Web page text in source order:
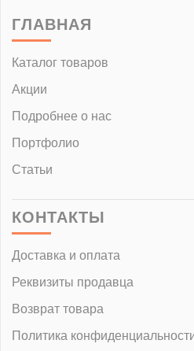
ГЛАВНАЯ
Каталог товаров
Акции
Подробнее о нас
Портфолио
Статьи
КОНТАКТЫ
Доставка и оплата
Реквизиты продавца
Возврат товара
Политика